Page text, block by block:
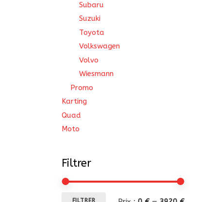
Subaru
Suzuki
Toyota
Volkswagen
Volvo
Wiesmann
Promo
Karting
Quad
Moto
Filtrer
Prix
Prix
FILTRER